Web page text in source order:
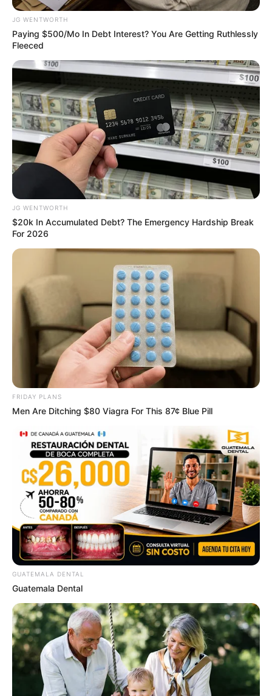
Her Story Isn't What You Think—You''ll Be Surprised
BRAINBERRIES
Bollywood’s Boldest Dance Scenes Still Trending
BRAINBERRIES
Enter A World Of Weirdness: 8 Horror Movies Where
BRAINBERRIES
TV Couples Who Would Never Be Together: 9 Is Just
Too Weird
BRAINBERRIES
The 90s Was A Fantastic Decade For Fans Of Action
Movies
BRAINBERRIES
JG WENTWORTH
Paying $500/Mo In Debt Interest? You Are Getting Ruthlessly
Fleeced
JG WENTWORTH
$20k In Accumulated Debt? The Emergency Hardship Break
For 2026
FRIDAY PLANS
Men Are Ditching $80 Viagra For This 87¢ Blue Pill
GUATEMALA DENTAL
Guatemala Dental